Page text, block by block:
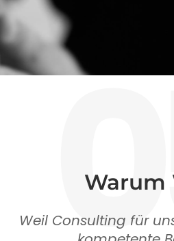
Warum
Weil Consulting für